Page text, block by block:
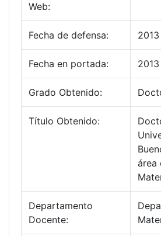
Web:
Fecha de defensa: 2013
Fecha en portada: 2013
Grado Obtenido:
Título Obtenido:
área
Departamento
Docente: